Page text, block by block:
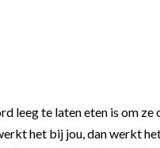
leeg te laten eten is om ze
het bij jou, dan werkt